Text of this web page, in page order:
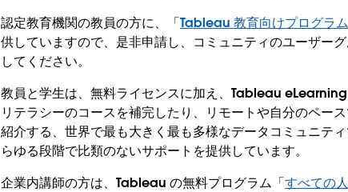
認定教育機関の教員の方に、「Tableau 教育向けプログラム
供していますので、是非申請し、コミュニティのユーザー
してください。
教員と学生は、無料ライセンスに加え、Tableau
リテラシーのコースを補完したり、リモートや自分のペー
紹介する、世界で最も大きく最も多様なデータコミュニテ
らゆる段階で比類のないサポートを提供しています。
企業内講師の方は、Tableau の無料プログラム「すべての